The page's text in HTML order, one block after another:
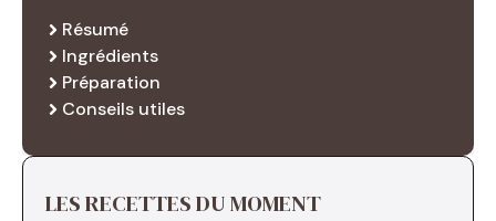
Résumé
Ingrédients
Préparation
Conseils utiles
LES RECETTES DU MOMENT